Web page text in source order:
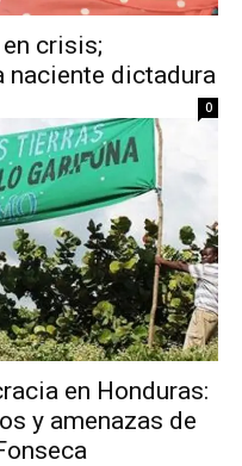
crisis;
naciente dictadura
0
en Honduras:
y amenazas de